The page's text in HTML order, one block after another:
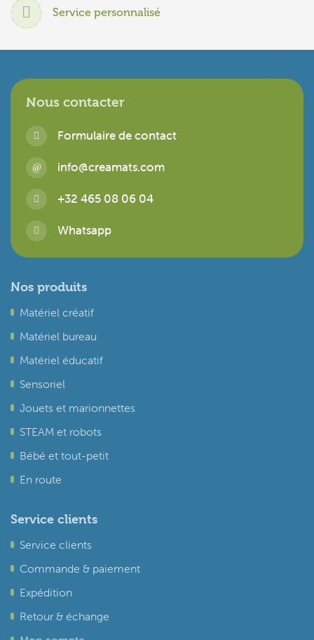
Service personnalisé
Nous contacter
Formulaire de contact
info@creamats.com
+32 465 08 06 04
Whatsapp
Nos produits
Matériel créatif
Matériel bureau
Matériel éducatif
Sensoriel
Jouets et marionnettes
STEAM et robots
Bébé et tout-petit
En route
Service clients
Service clients
Commande & paiement
Expédition
Retour & échange